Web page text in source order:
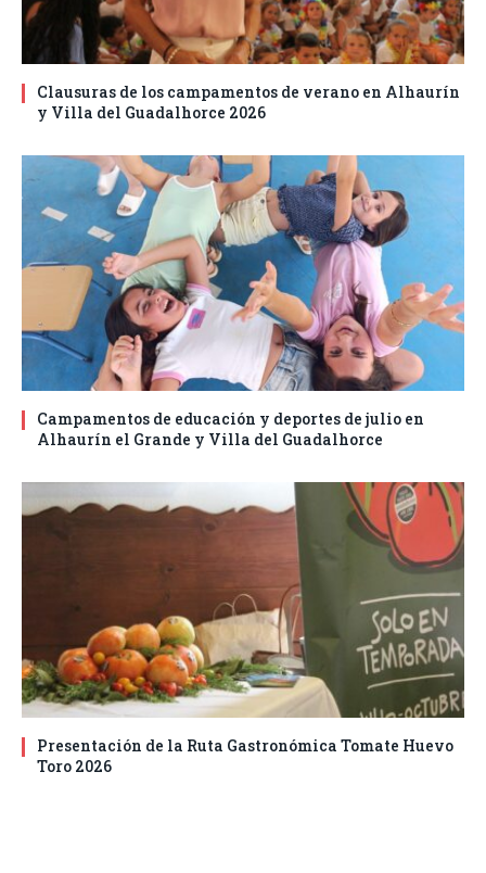
Clausuras de los campamentos de verano en Alhaurín
y Villa del Guadalhorce 2026
Campamentos de educación y deportes de julio en
Alhaurín el Grande y Villa del Guadalhorce
Presentación de la Ruta Gastronómica Tomate Huevo
Toro 2026